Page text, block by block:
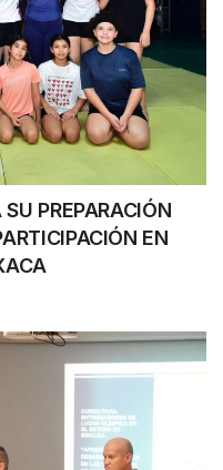
PREPARACIÓN
EN